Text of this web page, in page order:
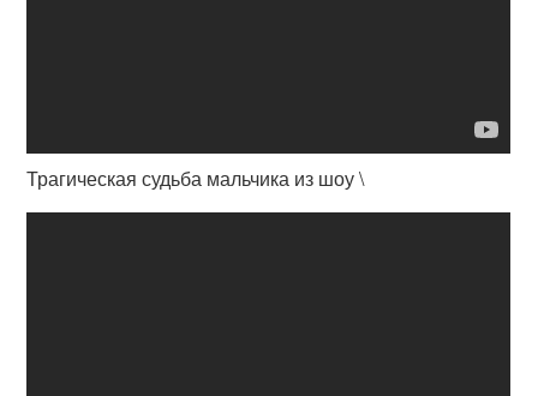
Трагическая судьба мальчика из шоу \